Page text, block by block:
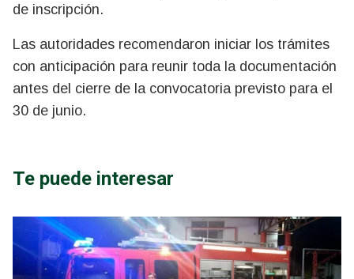
de inscripción.
Las autoridades recomendaron iniciar los trámites
con anticipación para reunir toda la documentación
antes del cierre de la convocatoria previsto para el
30 de junio.
Te puede interesar